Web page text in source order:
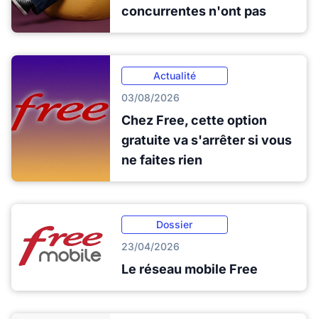
concurrentes n'ont pas
Actualité
03/08/2026
Chez Free, cette option
gratuite va s'arrêter si vous
ne faites rien
Dossier
23/04/2026
Le réseau mobile Free